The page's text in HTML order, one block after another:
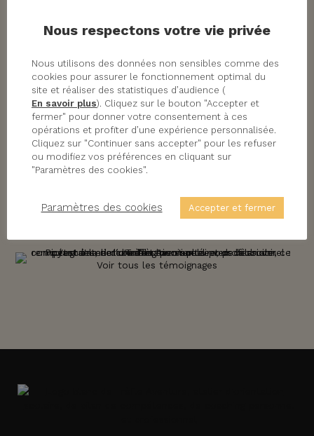
Reconnaissance végétale, soins et entretien
maçonnerie et autres, une formation riche en
découvertes et en rencontres.
Je poursuis pour l’instant et jusqu’à fin
décembre cette aventure avec pour seul
objectif l’audace d’essayer autre chose et de
rester ouvert aux opportunités. Du soin aux
pas. Il faut juste parfois être accompagné
Voir tous les témoignages
Nous respectons votre vie privée
Nous utilisons des données non sensibles comme des
cookies pour assurer le fonctionnement optimal du
site et réaliser des statistiques d’audience (
En savoir plus). Cliquez sur le bouton "Accepter et
fermer" pour donner votre consentement à ces
opérations et profiter d’une expérience personnalisée.
Cliquez sur "Continuer sans accepter" pour les refuser
ou modifiez vos préférences en cliquant sur
"Paramètres des cookies".
Paramètres des cookies Accepter et fermer